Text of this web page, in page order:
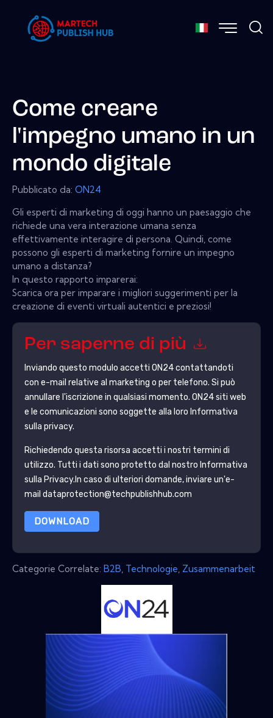
Come creare
l'impegno umano in un
mondo digitale
Pubblicato da: ON24
Gli esperti di marketing di oggi hanno un paesaggio che
richiede una vera interazione umana senza
effettivamente interagire di persona. Quindi, come
possono gli esperti di marketing fornire un impegno
umano a distanza?
In questo rapporto imparerai:
Scarica ora per imparare i migliori suggerimenti per la
creazione di eventi virtuali autentici e preziosi!
Per saperne di più
Inviando questo modulo accetti ON24contattandoti
con e-mail relative al marketing o per telefono. Si può
annullare l'iscrizione in qualsiasi momento. ON24siti web
e le comunicazioni sono soggette alla loro Informativa
sulla privacy.
Richiedendo questa risorsa accetti i nostri termini di
utilizzo. Tutti i dati sono protetto dal nostro Informativa
sulla Privacy.In caso di ulteriori domande, inviare un'e-
mail dataprotection@techpublishhub.com
DOWNLOAD
Categorie Correlate: B2B Technologie Zusammenarbeit